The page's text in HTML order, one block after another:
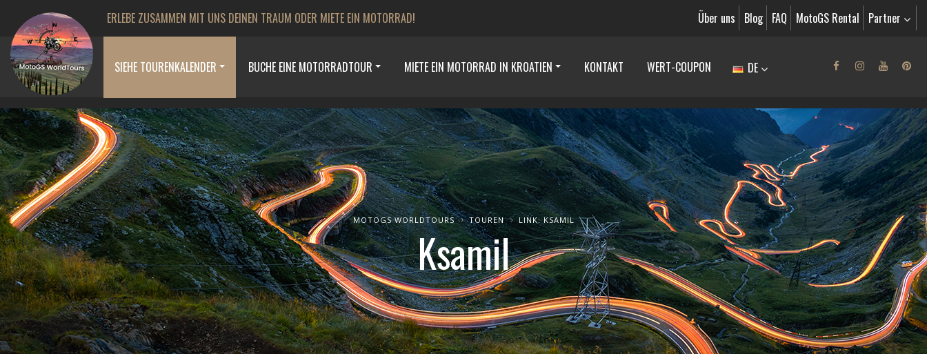
ERLEBE ZUSAMMEN MIT UNS DEINEN TRAUM ODER MIETE EIN MOTORRAD! Über uns Blog FAQ MotoGS Rental Partner
SIEHE TOURENKALENDER BUCHE EINE MOTORRADTOUR MIETE EIN MOTORRAD IN KROATIEN KONTAKT WERT-COUPON DE
MOTOGS WORLDTOURS TOUREN LINK: KSAMIL
Ksamil